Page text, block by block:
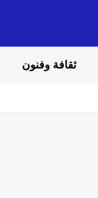
ثقافة وفنون